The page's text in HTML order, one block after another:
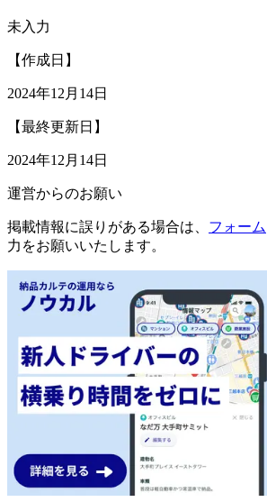
未入力
【作成日】
2024年12月14日
【最終更新日】
2024年12月14日
運営からのお願い
掲載情報に誤りがある場合は、 フォーム
力をお願いいたします。